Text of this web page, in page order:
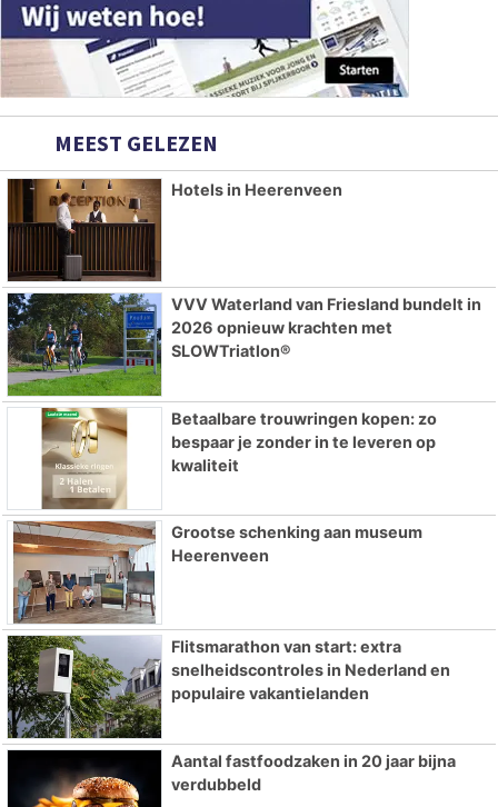
MEEST GELEZEN
Hotels in Heerenveen
VVV Waterland van Friesland bundelt in
2026 opnieuw krachten met
SLOWTriatlon®
Betaalbare trouwringen kopen: zo
bespaar je zonder in te leveren op
kwaliteit
Grootse schenking aan museum
Heerenveen
Flitsmarathon van start: extra
snelheidscontroles in Nederland en
populaire vakantielanden
Aantal fastfoodzaken in 20 jaar bijna
verdubbeld